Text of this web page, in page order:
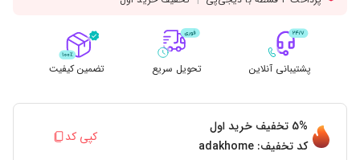
پشتیبانی آنلاین تحویل سریع تضمین کیفیت
5% تخفیف خرید اول
کد تخفیف: adakhome
کپی کد